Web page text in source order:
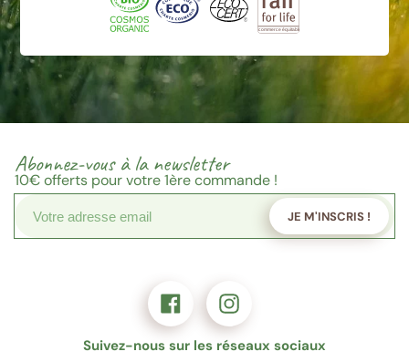
Abonnez-vous à la newsletter
10€offerts pour votre 1ère commande !
JE M'INSCRIS !
Suivez-nous sur les réseaux sociaux